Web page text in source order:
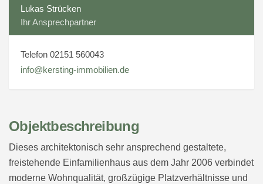
Lukas Strücken
Ihr Ansprechpartner
Telefon 02151 560043
info@kersting-immobilien.de
Objektbeschreibung
Dieses architektonisch sehr ansprechend gestaltete,
freistehende Einfamilienhaus aus dem Jahr 2006 verbindet
moderne Wohnqualität, großzügige Platzverhältnisse und